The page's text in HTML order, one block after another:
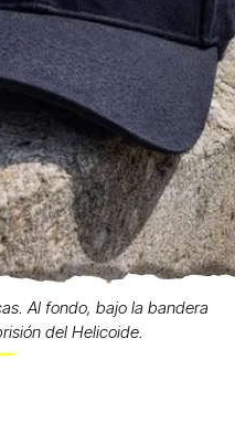
Al fondo, bajo la bandera
del Helicoide.